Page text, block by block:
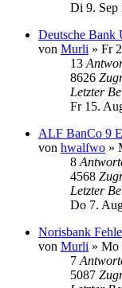
Di 9. Sep
Deutsche Bank
von Murli » Fr
13
8626
Letzter
Fr 15.
ALF BanCo 9
von hwalfwo »
8
4568
Letzter
Do 7.
Norisbank
von Murli » Mo
7
5087